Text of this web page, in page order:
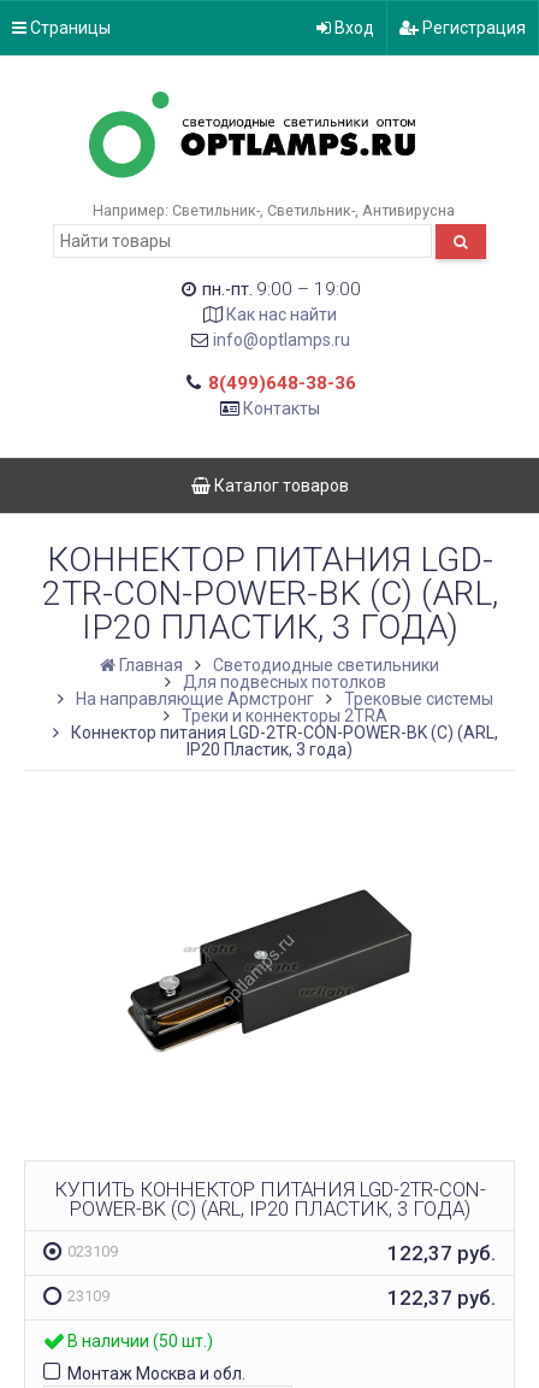
Страницы Вход Регистрация
Например: Светильник- Светильник- Антивирусна
пн.-пт. 9:00 – 19:00
Как нас найти
info@optlamps.ru
8(499)648-38-36
Контакты
Каталог товаров
КОННЕКТОР ПИТАНИЯ LGD-
2TR-CON-POWER-BK (C) (ARL,
IP20 ПЛАСТИК, 3 ГОДА)
Главная
Светодиодные светильники
Для подвесных потолков
На направляющие Армстронг
Трековые системы
Треки и коннекторы 2TRA
Коннектор питания LGD-2TR-CON-POWER-BK (C) (ARL,
IP20 Пластик, 3 года)
КУПИТЬ КОННЕКТОР ПИТАНИЯ LGD-2TR-CON-
POWER-BK (C) (ARL, IP20 ПЛАСТИК, 3 ГОДА)
023109 122,37 руб.
23109 122,37 руб.
В наличии (50 шт.)
Монтаж Москва и обл.